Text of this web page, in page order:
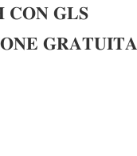
𝐂𝐎𝐍 𝐆𝐋𝐒
𝐆𝐑𝐀𝐓𝐔𝐈𝐓𝐀